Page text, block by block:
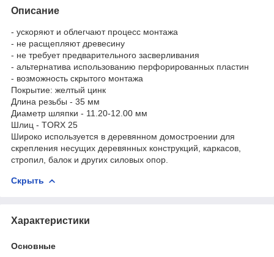
Описание
- ускоряют и облегчают процесс монтажа
- не расщепляют древесину
- не требует предварительного засверливания
- альтернатива использованию перфорированных пластин
- возможность скрытого монтажа
Покрытие: желтый цинк
Длина резьбы - 35 мм
Диаметр шляпки - 11.20-12.00 мм
Шлиц - TORX 25
Широко используется в деревянном домостроении для
скрепления несущих деревянных конструкций, каркасов,
стропил, балок и других силовых опор.
Скрыть
Характеристики
Основные